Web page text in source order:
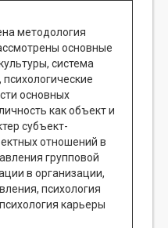
методология
основные
система
основных
как объект и
субъект-
отношений в
групповой
в организации,
психология
карьеры